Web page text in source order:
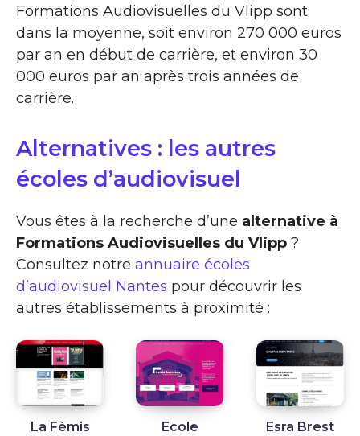
Formations Audiovisuelles du Vlipp sont
dans la moyenne, soit environ 270 000 euros
par an en début de carrière, et environ 30
000 euros par an après trois années de
carrière.
Alternatives : les autres
écoles d’audiovisuel
Vous êtes à la recherche d’une alternative à
Formations Audiovisuelles du Vlipp ?
Consultez notre annuaire écoles
d’audiovisuel Nantes pour découvrir les
autres établissements à proximité :
La Fémis
Ecole
Esra Brest